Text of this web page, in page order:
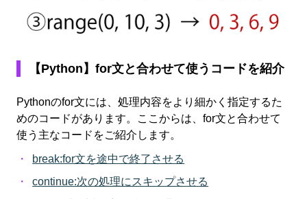
【Python】for文と合わせて使うコードを紹介
Pythonのfor文には、処理内容をより細かく指定するた
めのコードがあります。ここからは、for文と合わせて
使う主なコードをご紹介します。
break:for文を途中で終了させる
continue:次の処理にスキップさせる